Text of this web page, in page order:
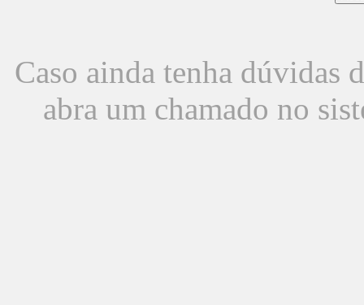
Caso ainda tenha dúvidas
abra um chamado no